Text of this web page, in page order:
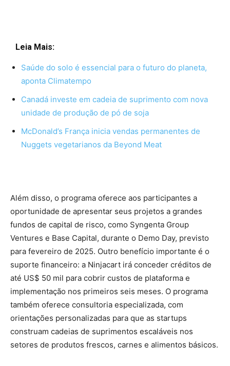
Leia Mais:
Saúde do solo é essencial para o futuro do planeta,
aponta Climatempo
Canadá investe em cadeia de suprimento com nova
unidade de produção de pó de soja
McDonald’s França inicia vendas permanentes de
Nuggets vegetarianos da Beyond Meat
Além disso, o programa oferece aos participantes a
oportunidade de apresentar seus projetos a grandes
fundos de capital de risco, como Syngenta Group
Ventures e Base Capital, durante o Demo Day, previsto
para fevereiro de 2025. Outro benefício importante é o
suporte financeiro: a Ninjacart irá conceder créditos de
até US$ 50 mil para cobrir custos de plataforma e
implementação nos primeiros seis meses. O programa
também oferece consultoria especializada, com
orientações personalizadas para que as startups
construam cadeias de suprimentos escaláveis nos
setores de produtos frescos, carnes e alimentos básicos.